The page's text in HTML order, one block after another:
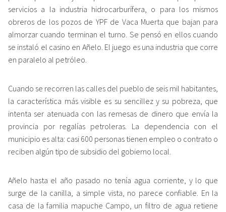
servicios a la industria hidrocarburífera, o para los mismos
obreros de los pozos de YPF de Vaca Muerta que bajan para
almorzar cuando terminan el turno. Se pensó en ellos cuando
se instaló el casino en Añelo. El juego es una industria que corre
en paralelo al petróleo.
Cuando se recorren las calles del pueblo de seis mil habitantes,
la característica más visible es su sencillez y su pobreza, que
intenta ser atenuada con las remesas de dinero que envía la
provincia por regalías petroleras. La dependencia con el
municipio es alta: casi 600 personas tienen empleo o contrato o
reciben algún tipo de subsidio del gobierno local.
Añelo hasta el año pasado no tenía agua corriente, y lo que
surge de la canilla, a simple vista, no parece confiable. En la
casa de la familia mapuche Campo, un filtro de agua retiene